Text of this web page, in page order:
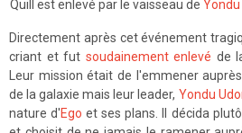
Quill est enlevé par le vaisseau de
Directement après cet événement
criant et fut soudainement enlevé de
Leur mission était de l'emmener
de la galaxie mais leur leader, Yondu
nature d'Ego et ses plans. Il décida